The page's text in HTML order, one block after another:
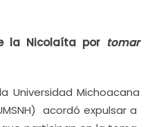
la Nicolaíta por tomar
Universidad Michoacana
acordó expulsar a